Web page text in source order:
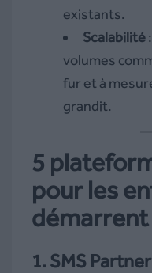
existants.
Scalabilité
volumes
fur et à
grandit.
5
pour les
démarrent
1. SMS Partner